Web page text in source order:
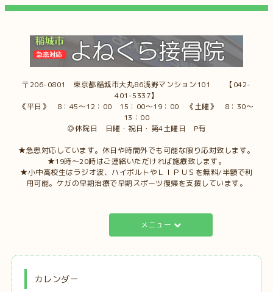
〒206-0801 東京都稲城市大丸86浅野マンション101 【042-
401-5337】
《平日》 8：45～12：00 15：00～19：00 《土曜》 8：30～
13：00
◎休院日 日曜・祝日・第4土曜日 P有
★急患対応しています。休日や時間外でも可能な限り応対致します。
★19時～20時はご連絡いただければ施療致します。
★小中高校生はラジオ波、ハイボルトやＬＩＰＵＳを無料/半額で利
用可能。ケガの早期治療で早期スポーツ復帰を支援しています。
メニュー
カレンダー